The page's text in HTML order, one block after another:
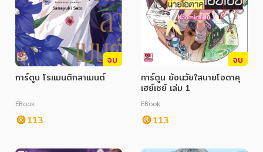
จบ
การ์ตูน โรแมนติกลาเมนต์
EBook
113
จบ
การ์ตูน ย้อนวัยใสนายโอตาคุ
เฮย์เซย์ เล่ม 1
EBook
113